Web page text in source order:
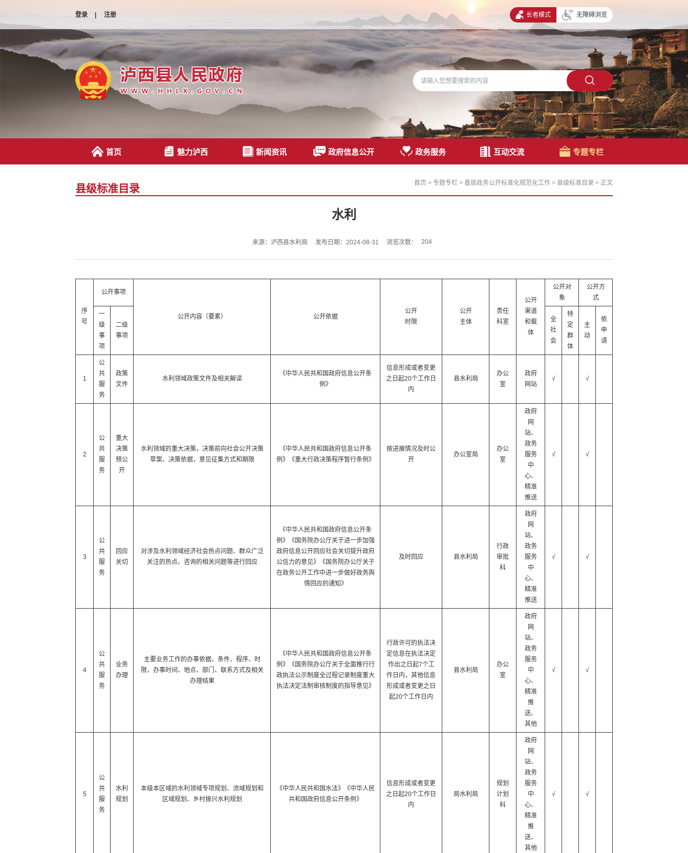
登录 | 注册 长者模式 无障碍浏览
首页 魅力泸西 新闻资讯 政府信息公开 政务服务 互动交流 专题专栏
县级标准目录 首页 > 专题专栏 > 基层政务公开标准化规范化工作 > 县级标准目录 > 正文
水利
来源：泸西县水利局 发布日期：2024-08-31 浏览次数： 204
序
号
公开事项
公开内容（要素） 公开依据
公开
时限
公开
主体
责任
科室
公开
渠道
和载
体
公开对
象
公开方
式
一
级
事
项
二级
事项
全
社
会
特
定
群
体
主
动
依
申
请
1
公
共
服
务
政策
文件
水利领域政策文件及相关解读
《中华人民共和国政府信息公开条
例》
信息形成或者变更
之日起20个工作日
内
县水利局
办公
室
政府
网站
√ √
2
公
共
服
务
重大
决策
预公
开
水利领域的重大决策，决策前向社会公开决策
草案、决策依据，意见征集方式和期限
《中华人民共和国政府信息公开条
例》《重大行政决策程序暂行条例》
按进展情况及时公
开
办公室局
办公
室
政府
网
站、
政务
服务
中
心、
精准
推送
√ √
3
公
共
服
务
回应
关切
对涉及水利领域经济社会热点问题、群众广泛
关注的热点、咨询的相关问题等进行回应
《中华人民共和国政府信息公开条
例》《国务院办公厅关于进一步加强
政府信息公开回应社会关切提升政府
公信力的意见》《国务院办公厅关于
在政务公开工作中进一步做好政务舆
情回应的通知》
及时回应 县水利局
行政
审批
科
政府
网
站、
政务
服务
中
心、
精准
推送
√ √
4
公
共
服
务
业务
办理
主要业务工作的办事依据、条件、程序、时
限，办事时间、地点、部门、联系方式及相关
办理结果
《中华人民共和国政府信息公开条
例》《国务院办公厅关于全面推行行
政执法公示制度全过程记录制度重大
执法决定法制审核制度的指导意见》
行政许可的执法决
定信息在执法决定
作出之日起7个工
作日内，其他信息
形成或者变更之日
起20个工作日内
县水利局
办公
室
政府
网
站、
政务
服务
中
心、
精准
推
送、
其他
√ √
5
公
共
服
务
水利
规划
本级本区域的水利领域专项规划、流域规划和
区域规划、乡村振兴水利规划
《中华人民共和国水法》《中华人民
共和国政府信息公开条例》
信息形成或者变更
之日起20个工作日
内
局水利局
规划
计划
科
政府
网
站、
政务
服务
中
心、
精准
推
送、
其他
√ √